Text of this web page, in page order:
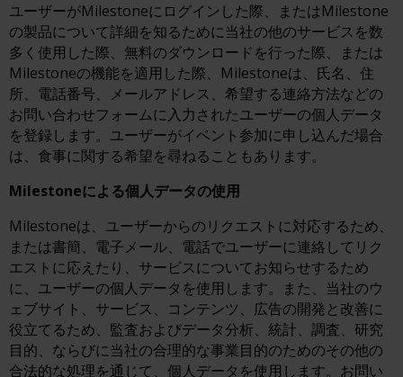
ユーザーがMilestoneにログインした際、またはMilestone
の製品について詳細を知るために当社の他のサービスを数
多く使用した際、無料のダウンロードを行った際、または
Milestoneの機能を適用した際、Milestoneは、氏名、住
所、電話番号、メールアドレス、希望する連絡方法などの
お問い合わせフォームに入力されたユーザーの個人データ
を登録します。ユーザーがイベント参加に申し込んだ場合
は、食事に関する希望を尋ねることもあります。
Milestoneによる個人データの使用
Milestoneは、ユーザーからのリクエストに対応するため、
または書簡、電子メール、電話でユーザーに連絡してリク
エストに応えたり、サービスについてお知らせするため
に、ユーザーの個人データを使用します。また、当社のウ
ェブサイト、サービス、コンテンツ、広告の開発と改善に
役立てるため、監査およびデータ分析、統計、調査、研究
目的、ならびに当社の合理的な事業目的のためのその他の
合法的な処理を通じて、個人データを使用します。お問い